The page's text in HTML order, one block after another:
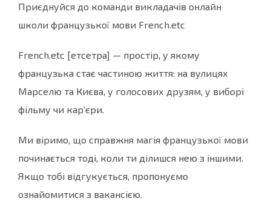
Приєднуйся до команди викладачів онлайн
школи французької мови French.etc
French.etc [етсетрa] — простір, у якому
французька стає частиною життя: на вулицях
Марселю та Києва, у голосових друзям, у виборі
фільму чи кар’єри.
Ми віримо, що справжня магія французької мови
починається тоді, коли ти ділишся нею з іншими.
Якщо тобі відгукується, пропонуємо
ознайомитися з вакансією.